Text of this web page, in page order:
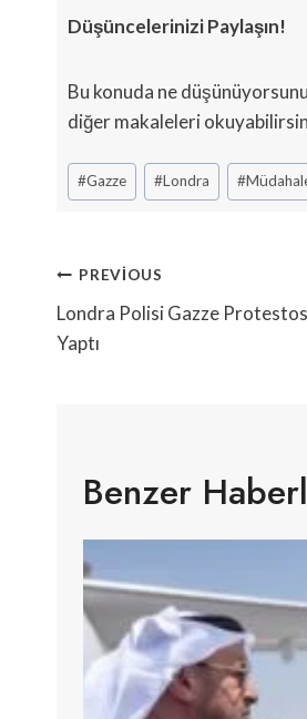
Düşüncelerinizi Paylaşın!
Bu konuda ne
diğer makaleleri
Post
Tags:
#Gazze #Londra #
Yazı
Gezinmesi
PREVIOUS
Londra Polisi Gazze
Yaptı
Benzer